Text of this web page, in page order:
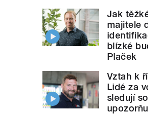
Jak
majitele
blízké
Plaček
Vztah k
Lidé za
sledují